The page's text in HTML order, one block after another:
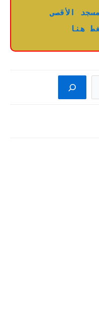
الأقصى
هنا